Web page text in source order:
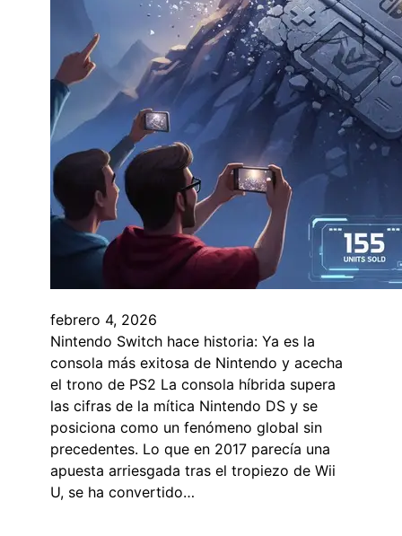
febrero 4, 2026
Nintendo Switch hace historia: Ya es la
consola más exitosa de Nintendo y acecha
el trono de PS2 La consola híbrida supera
las cifras de la mítica Nintendo DS y se
posiciona como un fenómeno global sin
precedentes. Lo que en 2017 parecía una
apuesta arriesgada tras el tropiezo de Wii
U, se ha convertido…